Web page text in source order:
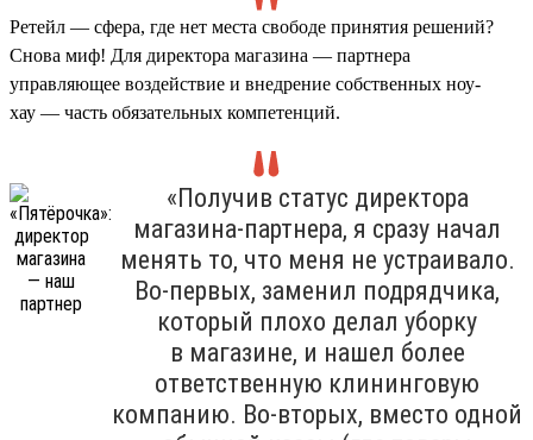
Ретейл — сфера, где нет места свободе принятия решений?
Снова миф! Для директора магазина — партнера
управляющее воздействие и внедрение собственных ноу-
хау — часть обязательных компетенций.
«Получив статус директора
магазина-партнера, я сразу начал
менять то, что меня не устраивало.
Во-первых, заменил подрядчика,
который плохо делал уборку
в магазине, и нашел более
ответственную клининговую
компанию. Во-вторых, вместо одной